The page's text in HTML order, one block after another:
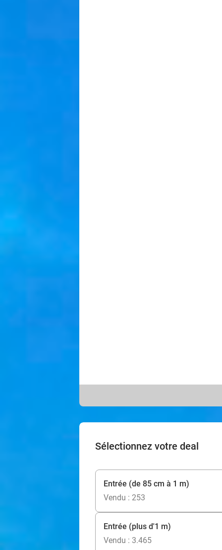
Sélectionnez votre deal
Entrée (de 85 cm à 1 m)
Vendu : 253
Entrée (plus d'1 m)
Vendu : 3.465